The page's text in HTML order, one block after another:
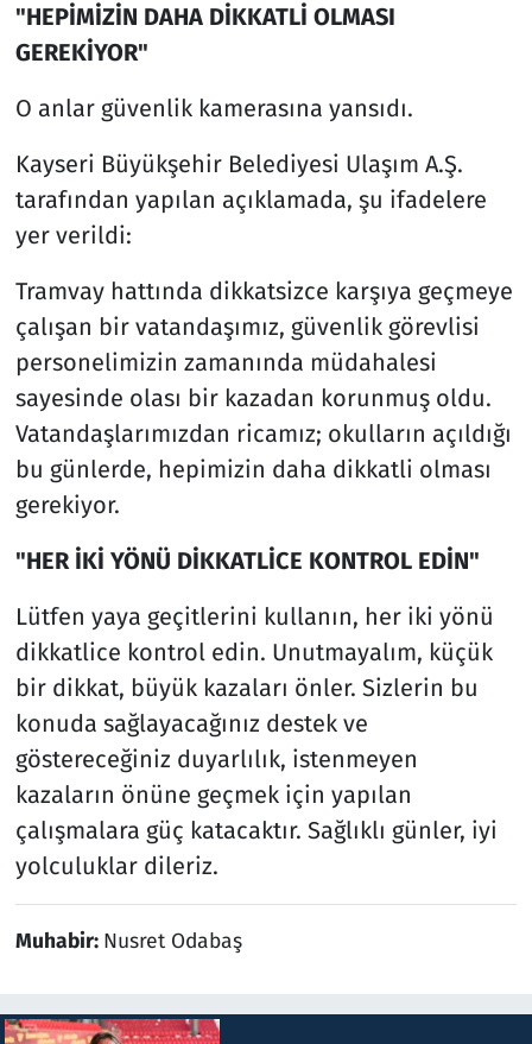
"HEPİMİZİN DAHA DİKKATLİ OLMASI
GEREKİYOR"
O anlar güvenlik kamerasına yansıdı.
Kayseri Büyükşehir Belediyesi Ulaşım A.Ş.
tarafından yapılan açıklamada, şu ifadelere
yer verildi:
Tramvay hattında dikkatsizce karşıya geçmeye
çalışan bir vatandaşımız, güvenlik görevlisi
personelimizin zamanında müdahalesi
sayesinde olası bir kazadan korunmuş oldu.
Vatandaşlarımızdan ricamız; okulların açıldığı
bu günlerde, hepimizin daha dikkatli olması
gerekiyor.
"HER İKİ YÖNÜ DİKKATLİCE KONTROL EDİN"
Lütfen yaya geçitlerini kullanın, her iki yönü
dikkatlice kontrol edin. Unutmayalım, küçük
bir dikkat, büyük kazaları önler. Sizlerin bu
konuda sağlayacağınız destek ve
göstereceğiniz duyarlılık, istenmeyen
kazaların önüne geçmek için yapılan
çalışmalara güç katacaktır. Sağlıklı günler, iyi
yolculuklar dileriz.
Muhabir: Nusret Odabaş